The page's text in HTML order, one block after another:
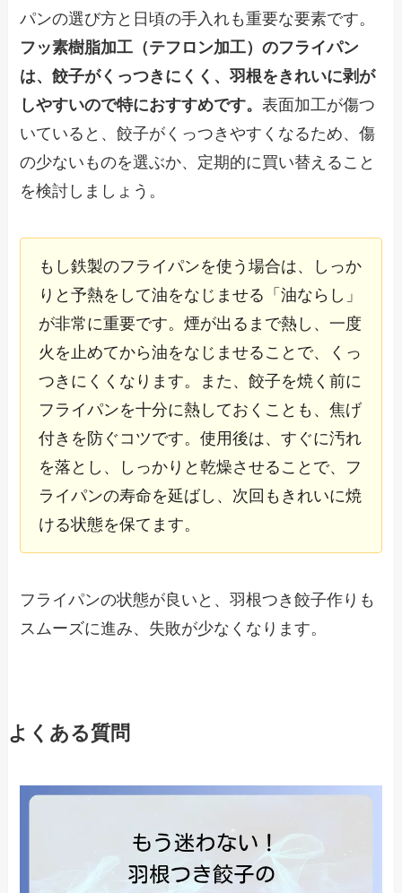
パンの選び方と日頃の手入れも重要な要素です。
フッ素樹脂加工（テフロン加工）のフライパン
は、餃子がくっつきにくく、羽根をきれいに剥が
しやすいので特におすすめです。表面加工が傷つ
いていると、餃子がくっつきやすくなるため、傷
の少ないものを選ぶか、定期的に買い替えること
を検討しましょう。
もし鉄製のフライパンを使う場合は、しっか
りと予熱をして油をなじませる「油ならし」
が非常に重要です。煙が出るまで熱し、一度
火を止めてから油をなじませることで、くっ
つきにくくなります。また、餃子を焼く前に
フライパンを十分に熱しておくことも、焦げ
付きを防ぐコツです。使用後は、すぐに汚れ
を落とし、しっかりと乾燥させることで、フ
ライパンの寿命を延ばし、次回もきれいに焼
ける状態を保てます。
フライパンの状態が良いと、羽根つき餃子作りも
スムーズに進み、失敗が少なくなります。
よくある質問